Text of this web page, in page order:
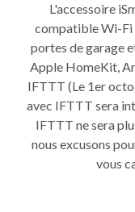
L'accessoire
compatible Wi-Fi
portes de garage
Apple HomeKit,
IFTTT (Le 1er
avec IFTTT sera
IFTTT ne sera
nous excusons
vous